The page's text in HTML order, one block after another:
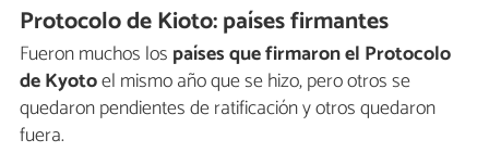
Protocolo de Kioto: países firmantes
Fueron muchos los países que firmaron el Protocolo
de Kyotoel mismo año que se hizo, pero otros se
quedaron pendientes de ratificación y otros quedaron
fuera.